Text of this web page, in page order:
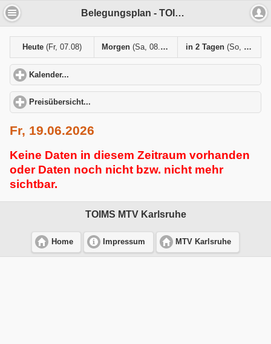
Belegungsplan - TOIMS MTV Karlsruhe
Heute (Fr, 07.08) Morgen(Sa, 08.08) in 2 Tagen (So, 09.08)
Kalender...
Preisübersicht...
Fr, 19.06.2026
Keine Daten in diesem Zeitraum vorhanden
oder Daten noch nicht bzw. nicht mehr
sichtbar.
TOIMS MTV Karlsruhe
Home Impressum MTV Karlsruhe